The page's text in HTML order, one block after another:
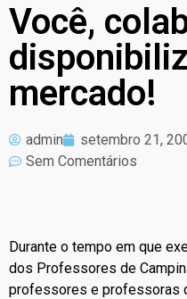
Você,
mercado!
admin setembro 21,
Sem Comentários
Durante o tempo em que
dos Professores de
professores e professoras